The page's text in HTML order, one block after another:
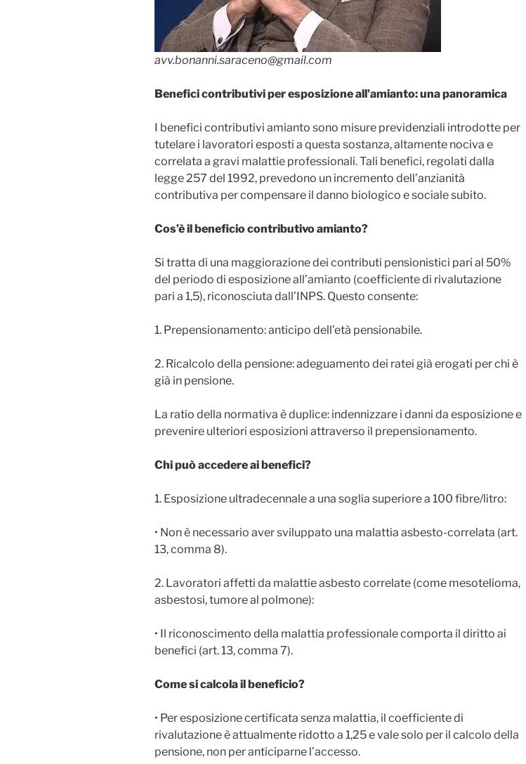
avv.bonanni.saraceno@gmail.com
Benefici contributivi per esposizione all’amianto: una panoramica
I benefici contributivi amianto sono misure previdenziali introdotte per
tutelare i lavoratori esposti a questa sostanza, altamente nociva e
correlata a gravi malattie professionali. Tali benefici, regolati dalla
legge 257 del 1992, prevedono un incremento dell’anzianità
contributiva per compensare il danno biologico e sociale subito.
Cos’è il beneficio contributivo amianto?
Si tratta di una maggiorazione dei contributi pensionistici pari al 50%
del periodo di esposizione all’amianto (coefficiente di rivalutazione
pari a 1,5), riconosciuta dall’INPS. Questo consente:
1. Prepensionamento: anticipo dell’età pensionabile.
2. Ricalcolo della pensione: adeguamento dei ratei già erogati per chi è
già in pensione.
La ratio della normativa è duplice: indennizzare i danni da esposizione e
prevenire ulteriori esposizioni attraverso il prepensionamento.
Chi può accedere ai benefici?
1. Esposizione ultradecennale a una soglia superiore a 100 fibre/litro:
• Non è necessario aver sviluppato una malattia asbesto-correlata (art.
13, comma 8).
2. Lavoratori affetti da malattie asbesto correlate (come mesotelioma,
asbestosi, tumore al polmone):
• Il riconoscimento della malattia professionale comporta il diritto ai
benefici (art. 13, comma 7).
Come si calcola il beneficio?
• Per esposizione certificata senza malattia, il coefficiente di
rivalutazione è attualmente ridotto a 1,25 e vale solo per il calcolo della
pensione, non per anticiparne l’accesso.